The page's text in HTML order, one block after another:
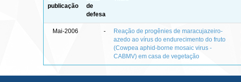
publicação
de
defesa
Mai-2006 -
Reação de progênies de maracujazeiro-
azedo ao vírus do endurecimento do fruto
(Cowpea aphid-borne mosaic virus -
CABMV) em casa de vegetação